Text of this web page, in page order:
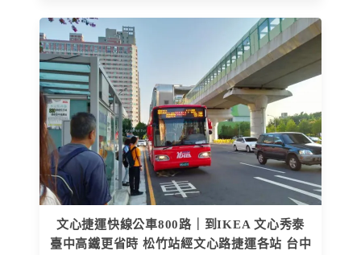
文心捷運快線公車800路｜到IKEA 文心秀泰
臺中高鐵更省時 松竹站經文心路捷運各站 台中